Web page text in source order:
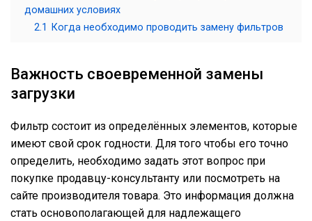
домашних условиях
2.1
Когда необходимо проводить замену фильтров
Важность своевременной замены
загрузки
Фильтр состоит из определённых элементов, которые
имеют свой срок годности. Для того чтобы его точно
определить, необходимо задать этот вопрос при
покупке продавцу-консультанту или посмотреть на
сайте производителя товара. Это информация должна
стать основополагающей для надлежащего